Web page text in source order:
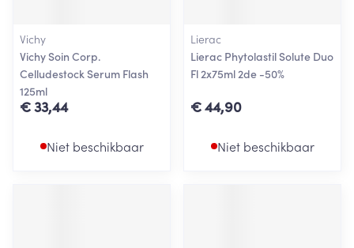
Vichy
Vichy Soin Corp.
Celludestock Serum Flash
125ml
€ 33,44
Niet beschikbaar
Lierac
Lierac Phytolastil Solute Duo
Fl 2x75ml 2de -50%
€ 44,90
Niet beschikbaar